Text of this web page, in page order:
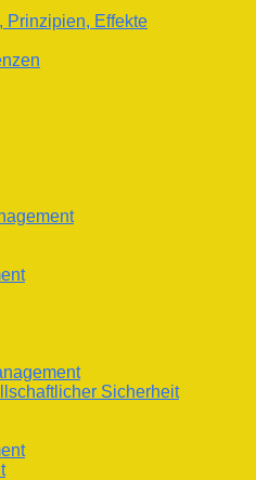
Prinzipien, Effekte
Sicherheit